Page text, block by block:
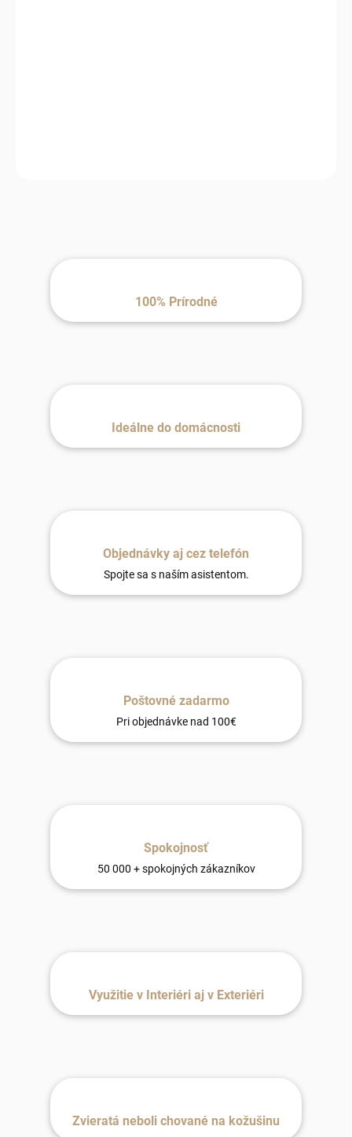
100% Prírodné
Ideálne do domácnosti
Objednávky aj cez telefón
Spojte sa s naším asistentom.
Poštovné zadarmo
Pri objednávke nad 100€
Spokojnosť
50 000 + spokojných zákazníkov
Využitie v Interiéri aj v Exteriéri
Zvieratá neboli chované na kožušinu